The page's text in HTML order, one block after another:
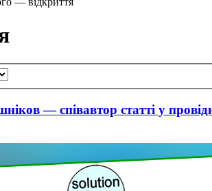
— співавтор статті у